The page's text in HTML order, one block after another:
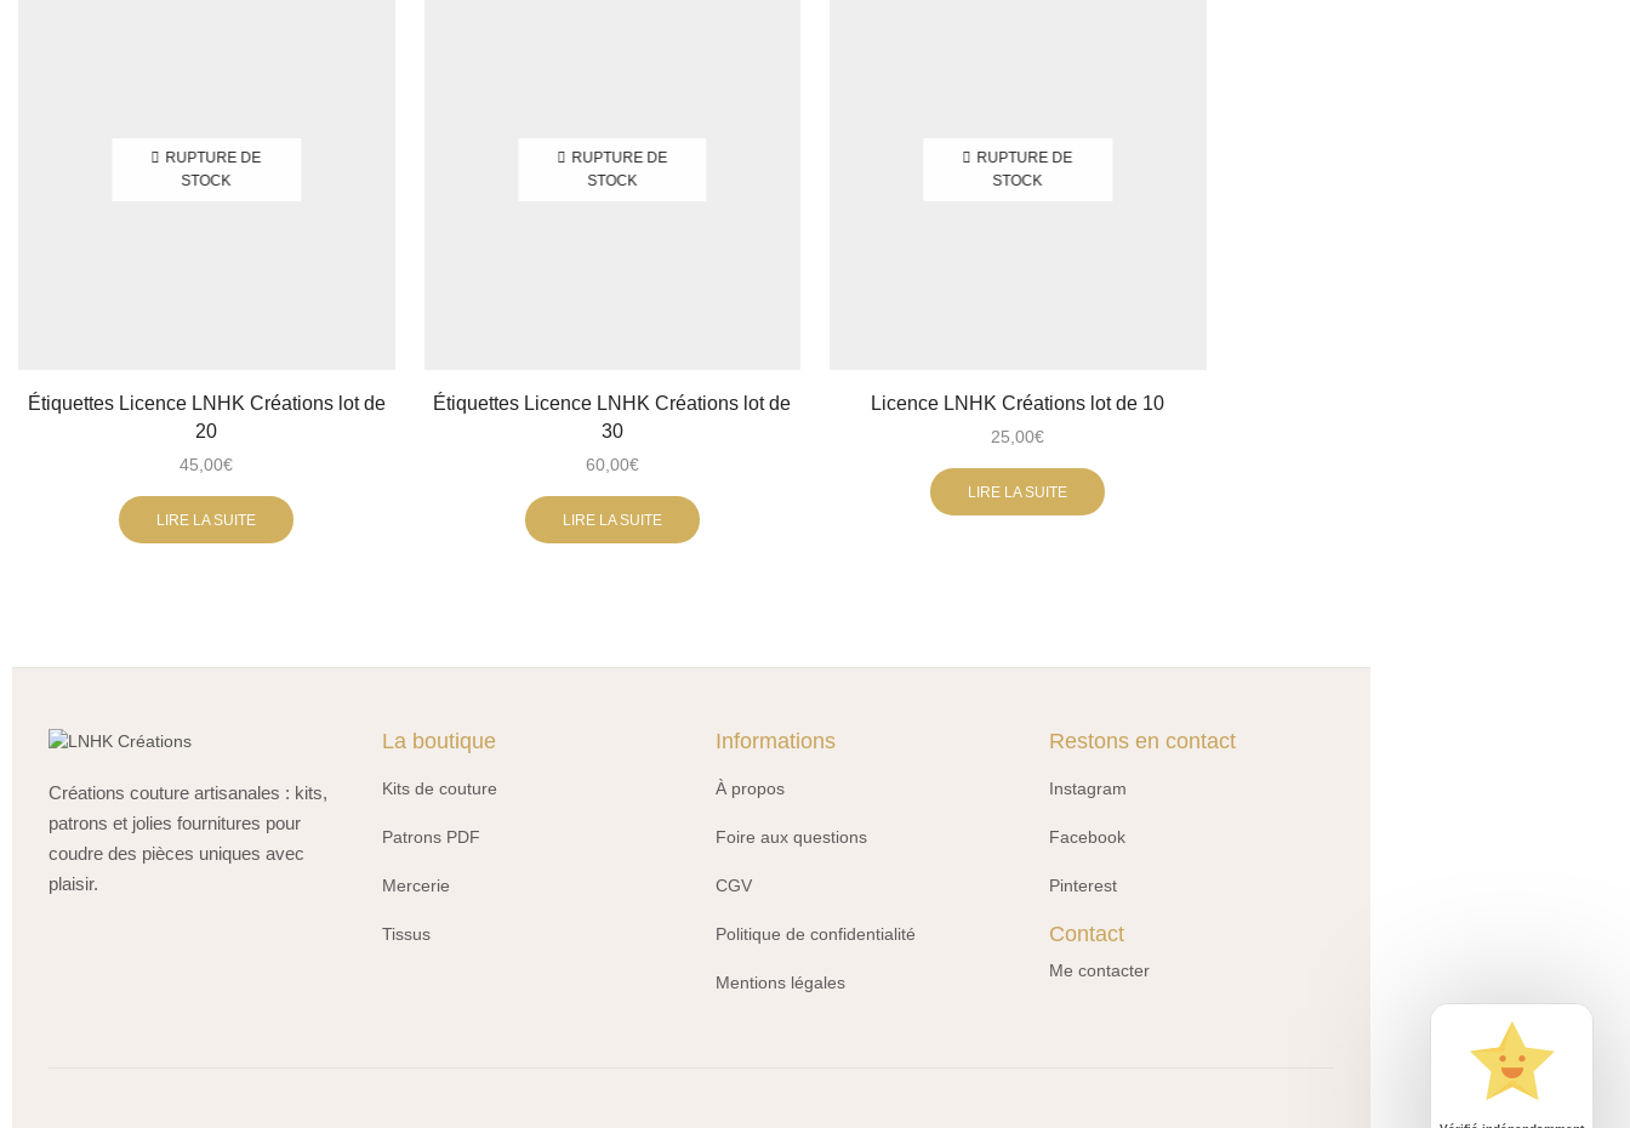
RUPTURE DE
STOCK
Étiquettes Licence LNHK Créations lot de
20
45,00€
LIRE LA SUITE
RUPTURE DE
STOCK
Étiquettes Licence LNHK Créations lot de
30
60,00€
LIRE LA SUITE
RUPTURE DE
STOCK
Licence LNHK Créations lot de 10
25,00€
LIRE LA SUITE
Créations couture artisanales : kits,
patrons et jolies fournitures pour
coudre des pièces uniques avec
plaisir.
La boutique
Kits de couture
Patrons PDF
Mercerie
Tissus
Informations
À propos
Foire aux questions
CGV
Politique de confidentialité
Mentions légales
Restons en contact
Instagram
Facebook
Pinterest
Contact
Me contacter